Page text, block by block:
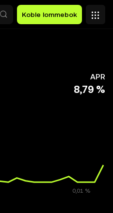
Koble lommebok
APR
8,79 %